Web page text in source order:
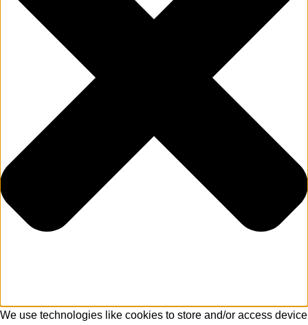
We use technologies like cookies to store and/or access device